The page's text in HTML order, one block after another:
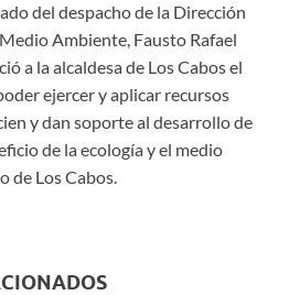
del despacho de la Dirección
Ambiente, Fausto Rafael
a la alcaldesa de Los Cabos el
ejercer y aplicar recursos
y dan soporte al desarrollo de
de la ecología y el medio
de Los Cabos.